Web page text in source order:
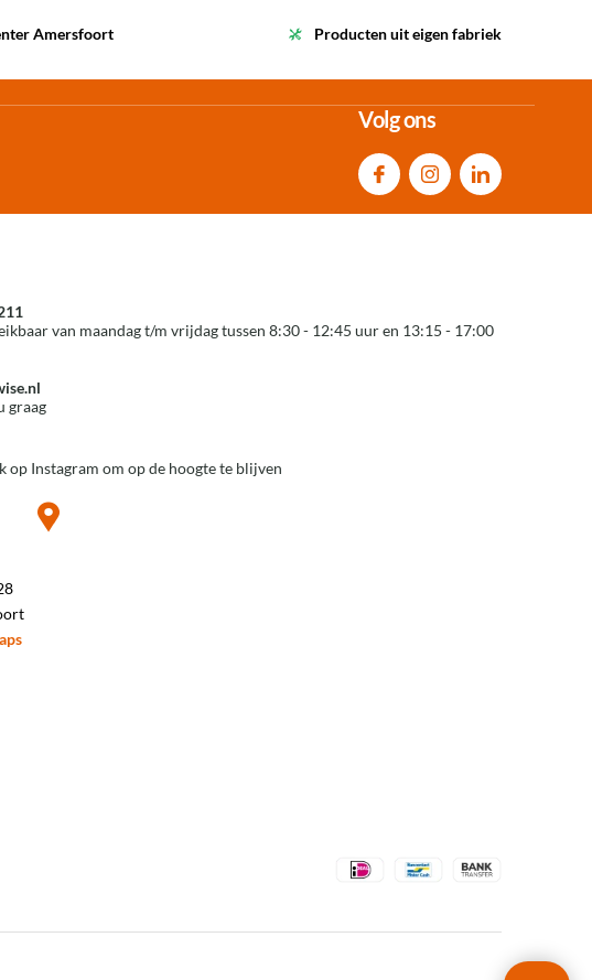
Amersfoort Producten uit eigen fabriek
Volg ons
van maandag t/m vrijdag tussen 8:30 - 12:45 uur en 13:15 - 17:00
graag
op Instagram om op de hoogte te blijven